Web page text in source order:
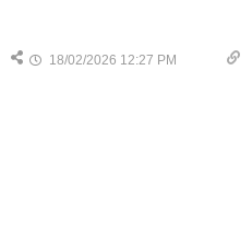
18/02/2026 12:27 PM